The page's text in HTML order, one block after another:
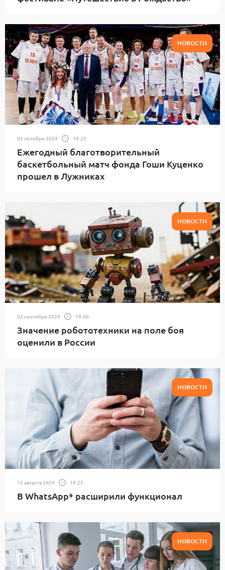
НОВОСТИ
02 октября 2024 14:20
Ежегодный благотворительный
баскетбольный матч фонда Гоши Куценко
прошел в Лужниках
НОВОСТИ
02 сентября 2024 19:00
Значение робототехники на поле боя
оценили в России
НОВОСТИ
15 августа 2024 14:25
В WhatsApp* расширили функционал
НОВОСТИ